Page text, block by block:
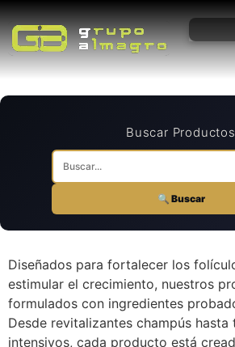
Buscar Productos
🔍 Buscar
Diseñados para fortalecer los
estimular el crecimiento, nuestros
formulados con ingredientes
Desde revitalizantes champús hasta
intensivos, cada producto está